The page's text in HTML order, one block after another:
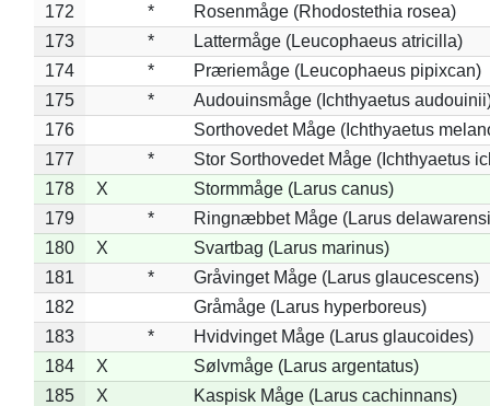
172
*
Rosenmåge (Rhodostethia rosea)
173
*
Lattermåge (Leucophaeus atricilla)
174
*
Præriemåge (Leucophaeus pipixcan)
175
*
Audouinsmåge (Ichthyaetus
176
Sorthovedet Måge (Ichthyaetus
177
*
Stor Sorthovedet Måge (Ichthyaetus
178
X
Stormmåge (Larus canus)
179
*
Ringnæbbet Måge (Larus
180
X
Svartbag (Larus marinus)
181
*
Gråvinget Måge (Larus glaucescens)
182
Gråmåge (Larus hyperboreus)
183
*
Hvidvinget Måge (Larus glaucoides)
184
X
Sølvmåge (Larus argentatus)
185
X
Kaspisk Måge (Larus cachinnans)